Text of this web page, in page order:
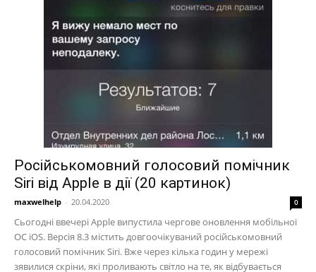
Російськомовний голосовий помічник
Siri від Apple в дії (20 картинок)
maxwelhelp - 20.04.2020 0
Сьогодні ввечері Apple випустила чергове оновлення мобільної
ОС iOS. Версія 8.3 містить довгоочікуваний російськомовний
голосовий помічник Siri. Вже через кілька годин у мережі
зявилися скріни, які проливають світло на те, як відбувається